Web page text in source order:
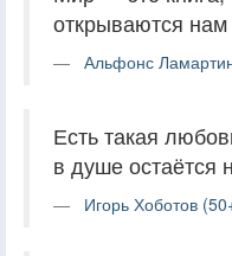
открываются
Альфонс
Есть такая
в душе остаётся
Игорь Хоботов